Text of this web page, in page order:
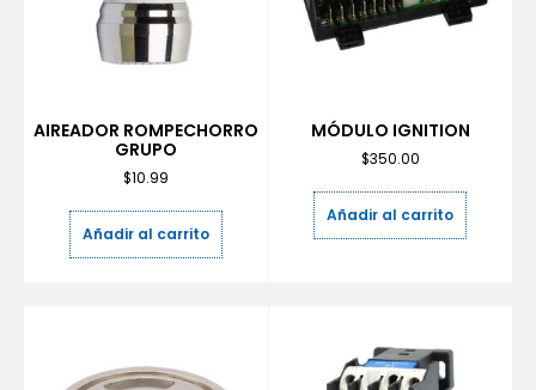
AIREADOR ROMPECHORRO
GRUPO
$10.99
Añadir al carrito
MÓDULO IGNITION
$350.00
Añadir al carrito